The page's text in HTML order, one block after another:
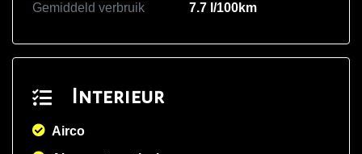
Gemiddeld verbruik
7.7 l/100km
Interieur
Airco